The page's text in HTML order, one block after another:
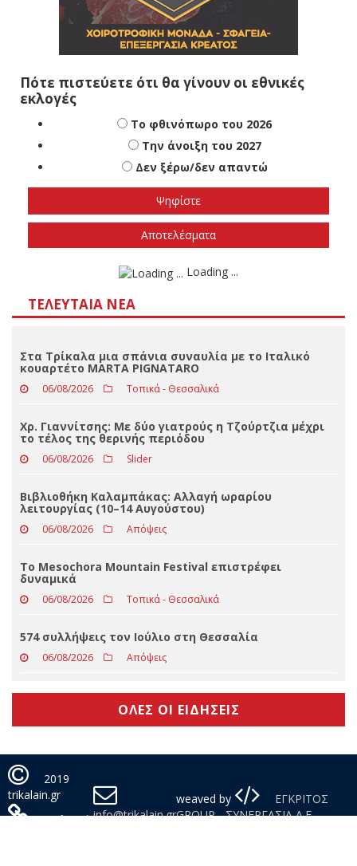
Πότε πιστεύετε ότι θα γίνουν οι εθνικές
εκλογές
Το φθινόπωρο του 2026
Την άνοιξη του 2027
Δεν ξέρω/δεν απαντώ
Αποτελέσματα
Loading ...
Στα Τρίκαλα μια σπάνια συναυλία με το Ιταλικό
κουαρτέτο MARTA PIGNATARO
06/08/2026 Τοπικά - Θεσσαλικά
Χρ. Γιαννίτσης: Με δύο γιατρούς η Τζούρτζια μέχρι
το τέλος της θερινής περιόδου
06/08/2026 Slider
Βιβλιοθήκη Καλαμπάκας: Αλλαγή ωραρίου
λειτουργίας (10–14 Αυγούστου)
06/08/2026 Απόψεις
Το Mesochora Mountain Festival επιστρέφει
δυναμικά
06/08/2026 Τοπικά - Θεσσαλικά
574 συλλήψεις τον Ιούλιο στη Θεσσαλία
06/08/2026
ΟΛΕΣ ΟΙ ΕΙΔΗΣΕΙΣ
Απορρήτου
weaved by
ΕΓΚΡΙΤΟΣ
Με τη χρήση της σελίδας μας αποδέχεστε τη χρήση cookies.
Συμφωνώ